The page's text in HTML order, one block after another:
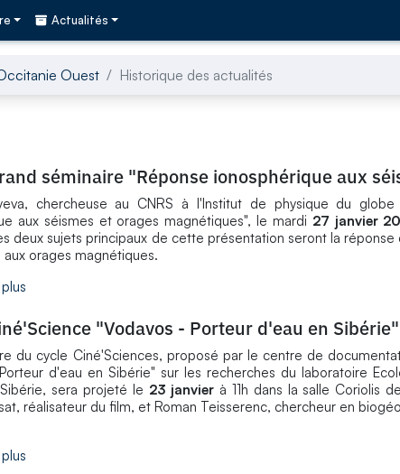
Actualités
Ouest Historique des actualités
séminaire "Réponse ionosphérique aux
chercheuse au CNRS à l'Institut de physique du
aux séismes et orages magnétiques", le mardi 27 janvier
deux sujets principaux de cette présentation seront la
aux orages magnétiques.
"Vodavos - Porteur d'eau en Sibérie"
du cycle Ciné'Sciences, proposé par le centre de
d'eau en Sibérie" sur les recherches du laboratoire
sera projeté le 23 janvierà 11h dans la salle Coriolis
réalisateur du film, et Roman Teisserenc, chercheur en